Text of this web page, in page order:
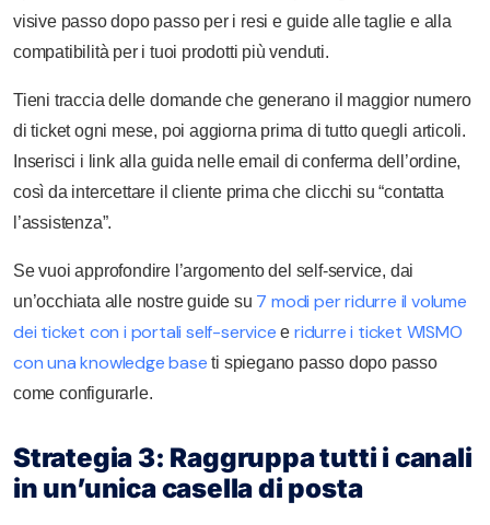
visive passo dopo passo per i resi e guide alle taglie e alla
compatibilità per i tuoi prodotti più venduti.
Tieni traccia delle domande che generano il maggior numero
di ticket ogni mese, poi aggiorna prima di tutto quegli articoli.
Inserisci i link alla guida nelle email di conferma dell’ordine,
così da intercettare il cliente prima che clicchi su “contatta
l’assistenza”.
Se vuoi approfondire l’argomento del self-service, dai
un’occhiata alle nostre guide su 7 modi per ridurre il volume
dei ticket con i portali self-service eridurre i ticket WISMO
con una knowledge base ti spiegano passo dopo passo
come configurarle.
Strategia 3: Raggruppa tutti i canali
in un’unica casella di posta